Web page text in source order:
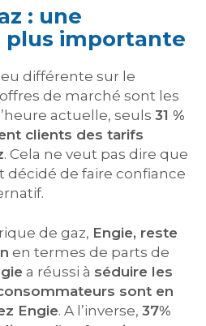
: une
plus importante
différente sur le
de marché sont les
actuelle, seuls 31 %
clients des tarifs
. Cela ne veut pas dire que
décidé de faire confiance
de gaz, Engie, reste
en termes de parts de
a réussi à séduire les
sont en
Engie. A l’inverse, 37%